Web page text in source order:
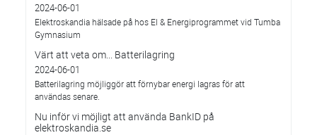
2024-06-01
Elektroskandia hälsade på hos El & Energiprogrammet vid Tumba
Gymnasium
Värt att veta om... Batterilagring
2024-06-01
Batterilagring möjliggör att förnybar energi lagras för att
användas senare.
Nu inför vi möjligt att använda BankID på
elektroskandia.se